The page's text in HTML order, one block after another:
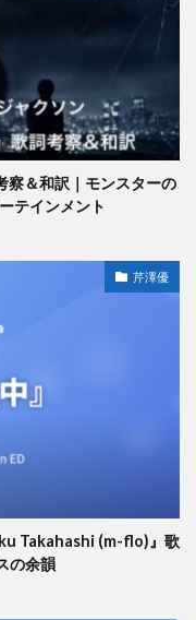
＆和訳｜モンスターの
テインメント
芹澤優
Takahashi (m-flo)』歌
の余韻